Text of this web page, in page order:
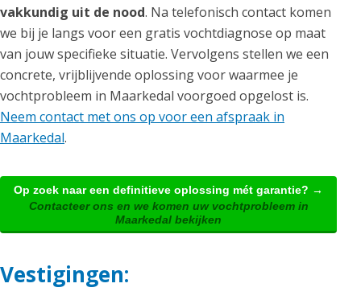
vakkundig uit de nood. Na telefonisch contact komen
we bij je langs voor een gratis vochtdiagnose op maat
van jouw specifieke situatie. Vervolgens stellen we een
concrete, vrijblijvende oplossing voor waarmee je
vochtprobleem in Maarkedal voorgoed opgelost is.
Neem contact met ons op voor een afspraak in
Maarkedal.
Op zoek naar een definitieve oplossing mét garantie? →
Contacteer ons en we komen uw vochtprobleem in
Maarkedal bekijken
Vestigingen: